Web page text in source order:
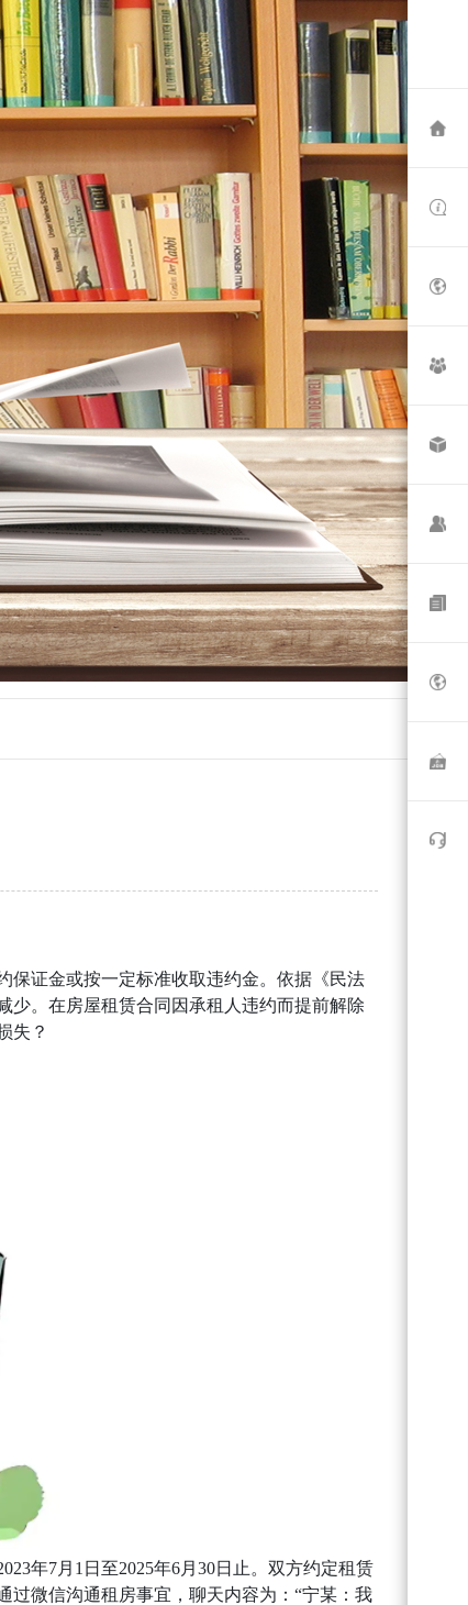
保证金或按一定标准收取违约金。依据《民法
少。在房屋租赁合同因承租人违约而提前解除
失？
年7月1日至2025年6月30日止。双方约定租赁
过微信沟通租房事宜，聊天内容为：“宁某：我